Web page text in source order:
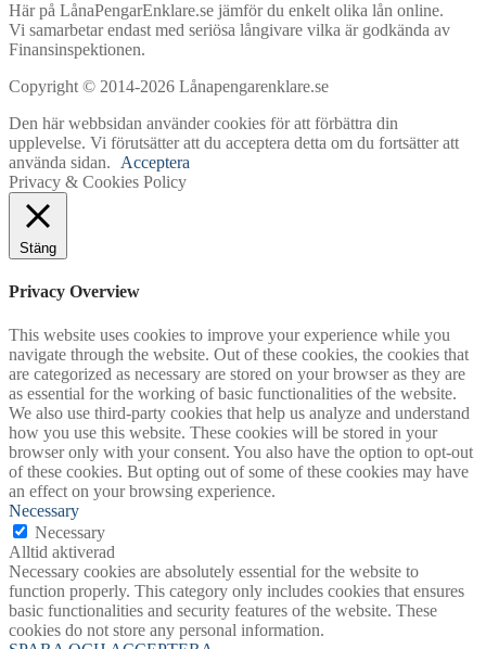
Här på LånaPengarEnklare.se jämför du enkelt olika lån online.
Vi samarbetar endast med seriösa långivare vilka är godkända av
Finansinspektionen.
Copyright © 2014-2026 Lånapengarenklare.se
Den här webbsidan använder cookies för att förbättra din
upplevelse. Vi förutsätter att du acceptera detta om du fortsätter att
använda sidan.
Acceptera
Privacy & Cookies Policy
Stäng
Privacy Overview
This website uses cookies to improve your experience while you
navigate through the website. Out of these cookies, the cookies that
are categorized as necessary are stored on your browser as they are
as essential for the working of basic functionalities of the website.
We also use third-party cookies that help us analyze and understand
how you use this website. These cookies will be stored in your
browser only with your consent. You also have the option to opt-out
of these cookies. But opting out of some of these cookies may have
an effect on your browsing experience.
Necessary
Necessary
Alltid aktiverad
Necessary cookies are absolutely essential for the website to
function properly. This category only includes cookies that ensures
basic functionalities and security features of the website. These
cookies do not store any personal information.